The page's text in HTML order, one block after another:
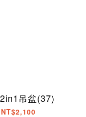
吊盆(37)
NT$2,100